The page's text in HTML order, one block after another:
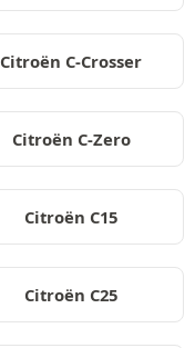
Citroën C-Crosser
Citroën C-Zero
Citroën C15
Citroën C25